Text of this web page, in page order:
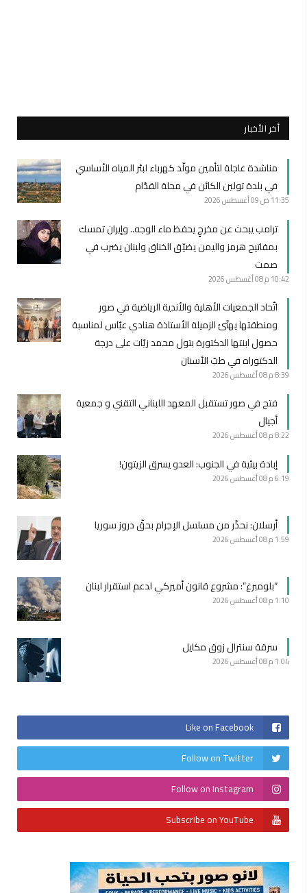
أخر الأخبار
مناشدة عاجلة لتأمين مولّد كهرباء لبئر المياه الأساسي
في بلدة تولين الكائن في محلة القدّام
11:35 ص 09 أغسطس 2026
ترامب يبحث عن مخرجٍ يحفظ ماء الوجه.. وإيران تمسك
بمفاتيح هرمز واليمن يضيّق الخناق ولبنان يضرب في
صمت
10:42 م 08 أغسطس 2026
اتّحاد الجمعيات الأهلية والأندية الرياضية في صور
ومنطقتها يهنّئ الزميلة الأستاذة هنادي عبّاس لمناسبة
حصول ابنتها الدكتورة بتول محمد زيّات على درجة
الدكتوراه في طبّ الأسنان
8:39 م 08 أغسطس 2026
فتح في صور تستقبل المعهد اللبناني التقني و جمعية
أجيال
8:22 م 08 أغسطس 2026
إبادة بيئية في الجنوب: العدو يسرق الزيتون!
6:19 م 08 أغسطس 2026
أرسلان: نحذّر من مسلسل الإجرام بحقّ دروز سوريا
1:59 م 08 أغسطس 2026
“بلومبرغ”: مشروع قانون أميركي لدعم استقرار لبنان
1:10 م 08 أغسطس 2026
سرقة سنترال زوق مكايل
1:04 م 08 أغسطس 2026
Like on Facebook
Follow on Twitter
Follow on Instagram
Subscribe on YouTube